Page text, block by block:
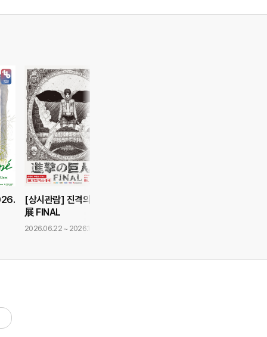
[상시관람] 진격의 거인
展 FINAL
2026.06.22 ~ 2026.11.01